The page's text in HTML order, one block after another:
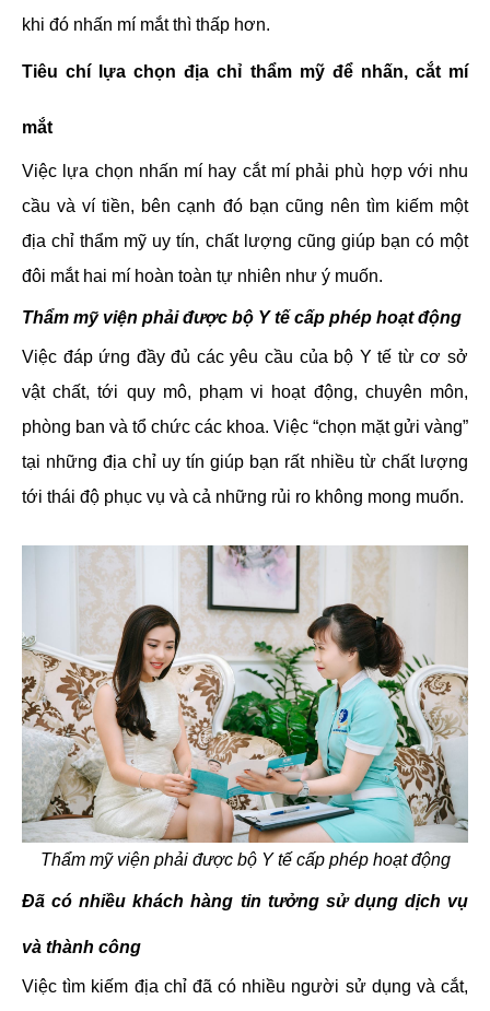
khi đó nhấn mí mắt thì thấp hơn.
Tiêu chí lựa chọn địa chỉ thẩm mỹ để nhấn, cắt mí
mắt
Việc lựa chọn nhấn mí hay cắt mí phải phù hợp với nhu
cầu và ví tiền, bên cạnh đó bạn cũng nên tìm kiếm một
địa chỉ thẩm mỹ uy tín, chất lượng cũng giúp bạn có một
đôi mắt hai mí hoàn toàn tự nhiên như ý muốn.
Thẩm mỹ viện phải được bộ Y tế cấp phép hoạt động
Việc đáp ứng đầy đủ các yêu cầu của bộ Y tế từ cơ sở
vật chất, tới quy mô, phạm vi hoạt động, chuyên môn,
phòng ban và tổ chức các khoa. Việc “chọn mặt gửi vàng”
tại những địa chỉ uy tín giúp bạn rất nhiều từ chất lượng
tới thái độ phục vụ và cả những rủi ro không mong muốn.
Thẩm mỹ viện phải được bộ Y tế cấp phép hoạt động
Đã có nhiều khách hàng tin tưởng sử dụng dịch vụ
và thành công
Việc tìm kiếm địa chỉ đã có nhiều người sử dụng và cắt,